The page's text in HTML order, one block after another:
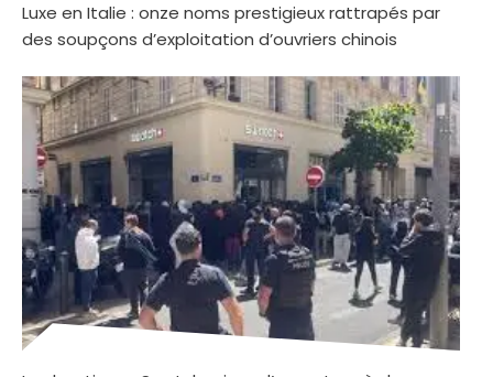
Luxe en Italie : onze noms prestigieux rattrapés par
des soupçons d’exploitation d’ouvriers chinois